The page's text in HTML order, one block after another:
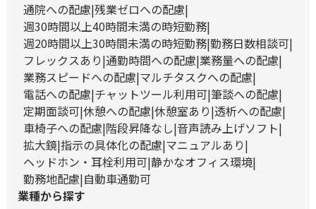
通院への配慮 残業ゼロへの配慮
週30時間以上40時間未満の時短勤務
週20時間以上30時間未満の時短勤務 勤務日数相談可
フレックスあり 通勤時間への配慮 業務量への配慮
業務スピードへの配慮 マルチタスクへの配慮
電話への配慮 チャットツール利用可 筆談への配慮
定期面談可 休憩への配慮 休憩室あり 透析への配慮
車椅子への配慮 階段昇降なし 音声読み上げソフト
拡大鏡 指示の具体化の配慮 マニュアルあり
ヘッドホン・耳栓利用可 静かなオフィス環境
勤務地配慮 自動車通勤可
業種から探す